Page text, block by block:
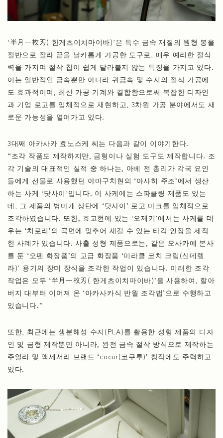
‘半月一枚刃( 한게츠이치마이바)’은 특수 금속 재질의 원형 봉을
절반으로 잘라 끝을 날카롭게 가공한 도구로, 매우 예리한 절삭
력을 가지며 절삭 칩이 쉽게 달라붙지 않는 특징을 가지고 있다.
이는 일반적인 금속뿐만 아니라 귀금속 및 수지의 절삭 가공에
도 효과적이며, 최신 가공 기계와 결합함으로써 복잡한 디자인
과 기업 로고를 입체적으로 재현하고, 3차원 가공 분야에서도 새
로운 가능성을 열어가고 있다.
3대째 아카사카 효노스케 씨는 다음과 같이 이야기한다.
“조각 작품도 제작하지만, 금형이나 실험 도구도 제작합니다. 조
각 기술의 대표적인 실적 중 하나는, 아베 전 총리가 각국 요인
들에게 선물로 사용했던 야마구치현의 ‘아사히 주조’에서 생산
하는 사케 ‘닷사이’입니다. 이 사케에는 스파클링 제품도 있는
데, 그 제품의 병마개 상단에 ‘닷사이’ 로고 마크를 입체적으로
조각하였습니다. 또한, 효고현에 있는 ‘오제키’에서는 사케를 데
우는 ‘치로리’의 곡면에 맞추어 새길 수 있는 타각 인장을 제작
한 사례가 있습니다. 사출 성형 제품으로는, 같은 오사카에 본사
를 둔 ‘오펜 화장품’의 고급 화장품 ‘미라클 코치 크림(신데렐
라)’ 용기의 장미 장식을 조각한 작업이 있습니다. 이러한 조각
작업은 모두 ‘半月一枚刃( 한게츠이치마이바)’을 사용하여, 할아
버지 대부터 이어져 온 ‘아카사카식 반월 조각법’으로 수행하고
있습니다.”
또한, 최근에는 생분해성 수지(PLA)를 활용한 성형 제품의 디자
인 및 금형 제작뿐만 아니라, 완전 금속 절삭 방식으로 제작하는
주얼리 및 액세서리 브랜드 ‘cocur(코쿠루)’ 창작에도 주력하고
있다.